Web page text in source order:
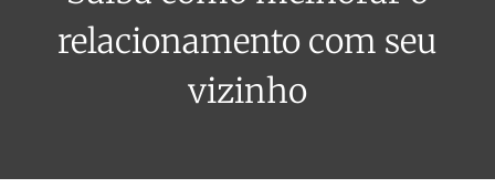
relacionamento com seu
vizinho